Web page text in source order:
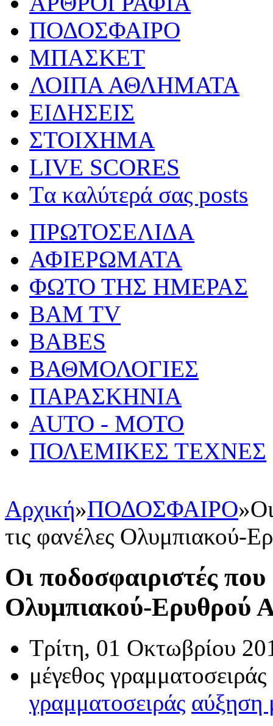
ΠΟΔΟΣΦΑΙΡΟ
ΜΠΑΣΚΕΤ
ΛΟΙΠΑ ΑΘΛΗΜΑΤΑ
ΕΙΔΗΣΕΙΣ
ΣΤΟΙΧΗΜΑ
LIVE SCORES
Tα καλύτερά σας posts
ΠΡΩΤΟΣΕΛΙΔΑ
ΑΦΙΕΡΩΜΑΤΑ
ΦΩΤΟ ΤΗΣ ΗΜΕΡΑΣ
BAM TV
BABES
ΒΑΘΜΟΛΟΓΙΕΣ
ΠΑΡΑΣΚΗΝΙΑ
AUTO - MOTO
ΠΟΛΕΜΙΚΕΣ ΤΕΧΝΕΣ
Αρχική»ΠΟΔΟΣΦΑΙΡΟ»
τις φανέλες Ολυμπιακού-
Οι ποδοσφαιριστές
Ολυμπιακού-Ερυθρού
Τρίτη, 01 Οκτωβρίου
μέγεθος γραμματοσειράς
γραμματοσειράς αύξηση